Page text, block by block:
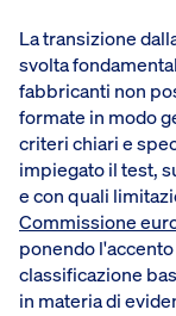
La transizione
svolta
fabbricanti non
formate in modo
criteri chiari e
impiegato il test,
e con quali
Commissione
ponendo
classificazione
in materia di